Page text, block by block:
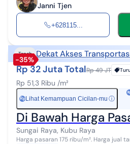
Janni Tjen
+628115...
-35%
Tanah Dekat Akses
Rp 32 Juta TotalRp 49 JT
Rp 51,3 Ribu /m²
Rp Lihat Kemampuan Cicilan-mu ⓘ
Di Bawah Harga
Sungai Raya, Kubu Raya
Harga pasaran 175 ribu/m². Harga jual tanah ini hanya 65 ribu/m².